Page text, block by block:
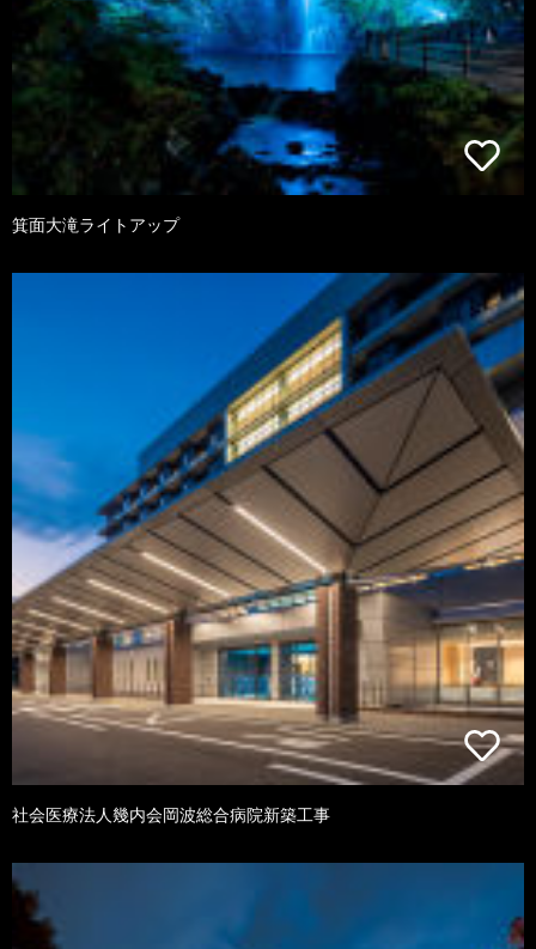
箕面大滝ライトアップ
社会医療法人幾内会岡波総合病院新築工事